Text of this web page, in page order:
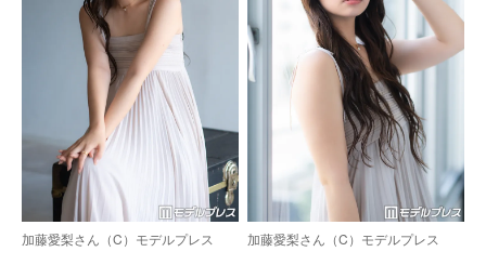
加藤愛梨さん（C）モデルプレス 加藤愛梨さん（C）モデルプレス